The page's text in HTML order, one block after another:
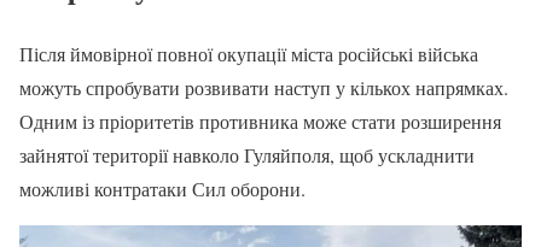
Після ймовірної повної окупації міста російські війська
можуть спробувати розвивати наступ у кількох напрямках.
Одним із пріоритетів противника може стати розширення
зайнятої території навколо Гуляйполя, щоб ускладнити
можливі контратаки Сил оборони.